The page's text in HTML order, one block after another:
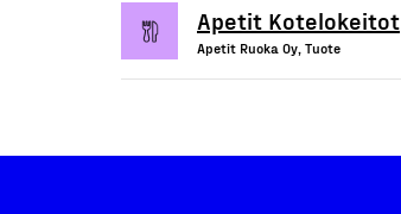
Apetit Kotelokeitot
Apetit Ruoka Oy, Tuote